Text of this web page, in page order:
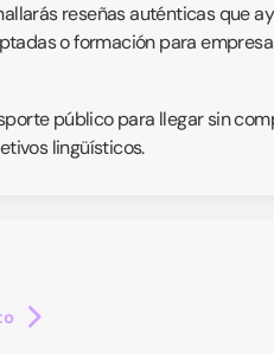
reseñas auténticas que
o formación para
público para llegar sin
lingüísticos.